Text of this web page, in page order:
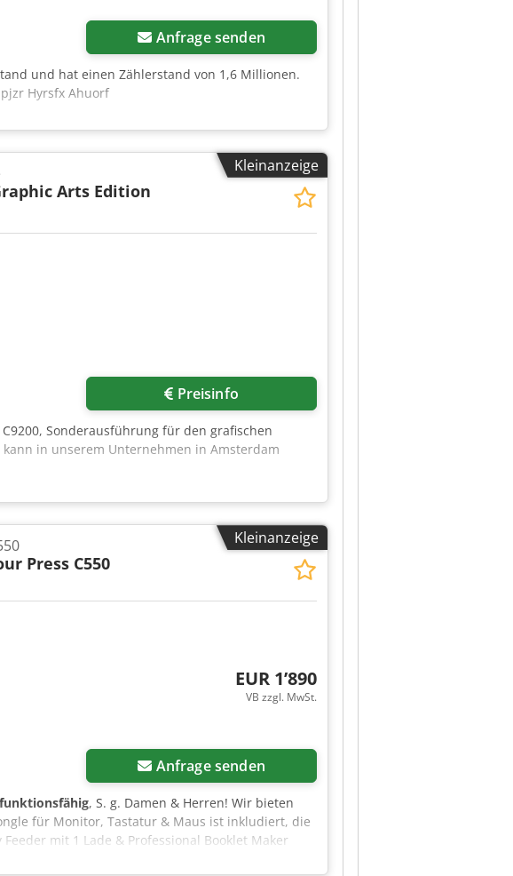
Anfrage senden
und hat einen Zählerstand von 1,6 Millionen.
Hyrsfx Ahuorf
Kleinanzeige
Arts Edition
Preisinfo
C9200, Sonderausführung für den grafischen
in unserem Unternehmen in Amsterdam
Kleinanzeige
Press C550
EUR 1’890
VB zzgl. MwSt.
Anfrage senden
, S. g. Damen & Herren! Wir bieten
für Monitor, Tastatur & Maus ist inkludiert, die
mit 1 Lade & Professional Booklet Maker
dieses Gerät zum gleich Preis auch mit einem